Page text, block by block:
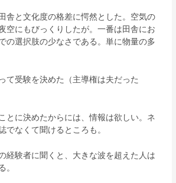
舎と文化度の格差に愕然とした。空気の
空にもびっくりしたが。一番は田舎にお
の選択肢の少なさである。単に物量の多
て受験を決めた（主導権は夫だった
とに決めたからには、情報は欲しい。ネ
でなくて聞けるところも。
経験者に聞くと、大きな波を超えた人は
。